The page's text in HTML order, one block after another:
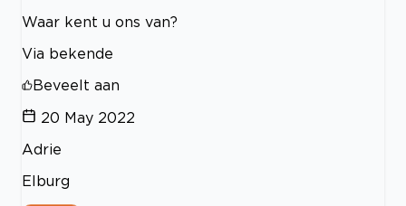
Waar kent u ons van?
Via bekende
Beveelt aan
20 May 2022
Adrie
Elburg